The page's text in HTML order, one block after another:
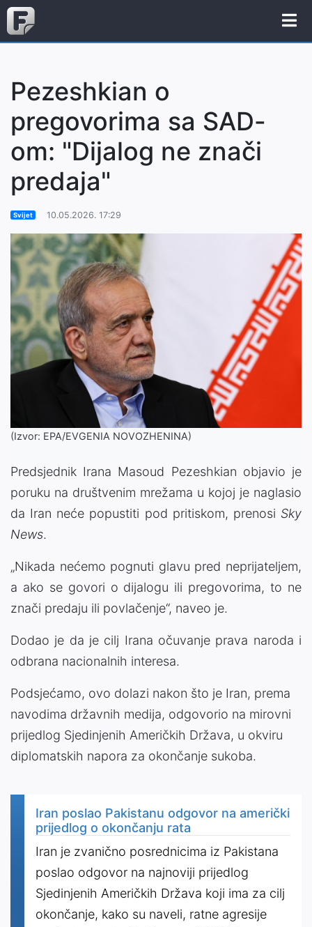
Pezeshkian o
pregovorima sa SAD-
om: "Dijalog ne znači
predaja"
Svijet 10.05.2026. 17:29
(Izvor: EPA/EVGENIA NOVOZHENINA)
Predsjednik Irana Masoud Pezeshkian objavio je
poruku na društvenim mrežama u kojoj je naglasio
da Iran neće popustiti pod pritiskom, prenosi Sky
News.
„Nikada nećemo pognuti glavu pred neprijateljem,
a ako se govori o dijalogu ili pregovorima, to ne
znači predaju ili povlačenje“, naveo je.
Dodao je da je cilj Irana očuvanje prava naroda i
odbrana nacionalnih interesa.
Podsjećamo, ovo dolazi nakon što je Iran, prema
navodima državnih medija, odgovorio na mirovni
prijedlog Sjedinjenih Američkih Država, u okviru
diplomatskih napora za okončanje sukoba.
Iran poslao Pakistanu odgovor na američki
prijedlog o okončanju rata
Iran je zvanično posrednicima iz Pakistana
poslao odgovor na najnoviji prijedlog
Sjedinjenih Američkih Država koji ima za cilj
okončanje, kako su naveli, ratne agresije